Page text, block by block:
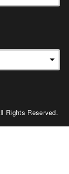
Rights Reserved.